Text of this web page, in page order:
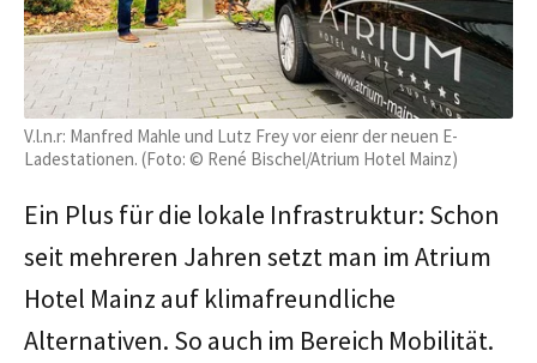
V.l.n.r: Manfred Mahle und Lutz Frey vor eienr der neuen E-
Ladestationen. (Foto: © René Bischel/Atrium Hotel Mainz)
Ein Plus für die lokale Infrastruktur: Schon
seit mehreren Jahren setzt man im Atrium
Hotel Mainz auf klimafreundliche
Alternativen. So auch im Bereich Mobilität.